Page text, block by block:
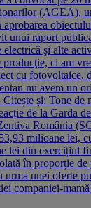
(AGEA),
unui raport
şi alte
ci am
cu fotovoltaice,
nu avem un
și: Tone de
de la Garda
România
milioane lei,
lei din exercițiul
în proporție de
unei oferte
companiei-